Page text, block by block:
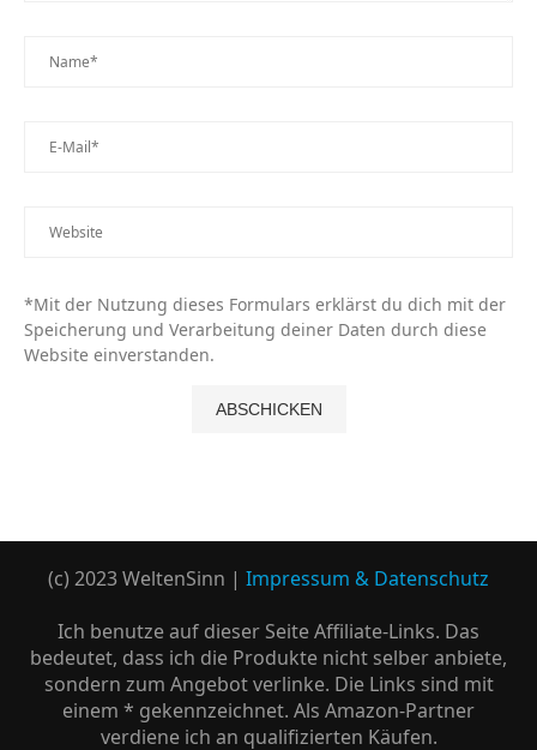
*Mit der Nutzung dieses Formulars erklärst du dich mit der
Speicherung und Verarbeitung deiner Daten durch diese
Website einverstanden.
(c) 2023 WeltenSinn | Impressum & Datenschutz
Ich benutze auf dieser Seite Affiliate-Links. Das
bedeutet, dass ich die Produkte nicht selber anbiete,
sondern zum Angebot verlinke. Die Links sind mit
einem * gekennzeichnet. Als Amazon-Partner
verdiene ich an qualifizierten Käufen.